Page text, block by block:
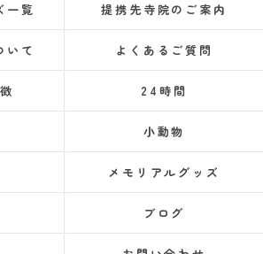
一覧 提携先寺院のご案内
いて よくあるご質問
24時間
小動物
メモリアルグッズ
ブログ